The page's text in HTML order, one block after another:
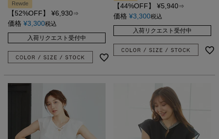
Rewde
【52%OFF】 ¥6,930⇒
価格 ¥3,300税込
入荷リクエスト受付中
【44%OFF】 ¥5,940⇒
価格 ¥3,300税込
入荷リクエスト受付中